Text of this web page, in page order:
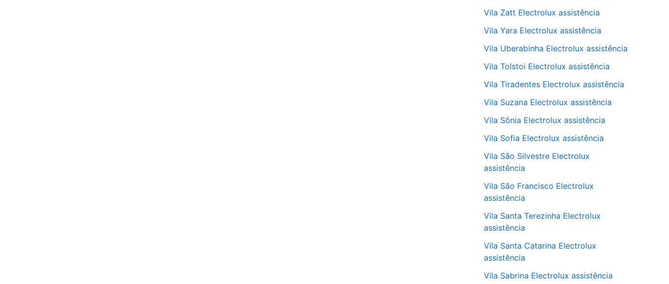
Vila Zatt Electrolux assistência
Vila Yara Electrolux assistência
Vila Uberabinha Electrolux assistência
Vila Tolstoi Electrolux assistência
Vila Tiradentes Electrolux assistência
Vila Suzana Electrolux assistência
Vila Sônia Electrolux assistência
Vila Sofia Electrolux assistência
Vila São Silvestre Electrolux
assistência
Vila São Francisco Electrolux
assistência
Vila Santa Terezinha Electrolux
assistência
Vila Santa Catarina Electrolux
assistência
Vila Sabrina Electrolux assistência